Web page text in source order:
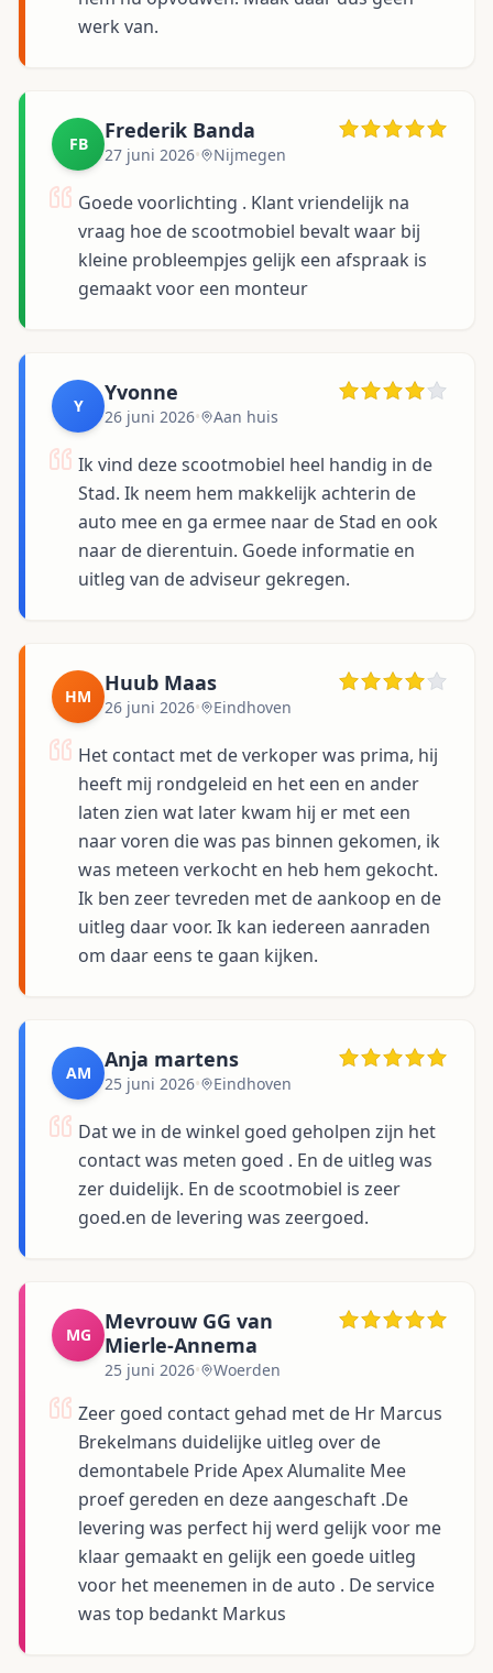
werk van.
FB
Frederik Banda
27 juni 2026• Nijmegen
Goede voorlichting . Klant vriendelijk na
vraag hoe de scootmobiel bevalt waar bij
kleine probleempjes gelijk een afspraak is
gemaakt voor een monteur
Y
Yvonne
26 juni 2026• Aan huis
Ik vind deze scootmobiel heel handig in de
Stad. Ik neem hem makkelijk achterin de
auto mee en ga ermee naar de Stad en ook
naar de dierentuin. Goede informatie en
uitleg van de adviseur gekregen.
HM
Huub Maas
26 juni 2026• Eindhoven
Het contact met de verkoper was prima, hij
heeft mij rondgeleid en het een en ander
laten zien wat later kwam hij er met een
naar voren die was pas binnen gekomen, ik
was meteen verkocht en heb hem gekocht.
Ik ben zeer tevreden met de aankoop en de
uitleg daar voor. Ik kan iedereen aanraden
om daar eens te gaan kijken.
AM
Anja martens
25 juni 2026• Eindhoven
Dat we in de winkel goed geholpen zijn het
contact was meten goed . En de uitleg was
zer duidelijk. En de scootmobiel is zeer
goed.en de levering was zeergoed.
MG
Mevrouw GG van
Mierle-Annema
25 juni 2026• Woerden
Zeer goed contact gehad met de Hr Marcus
Brekelmans duidelijke uitleg over de
demontabele Pride Apex Alumalite Mee
proef gereden en deze aangeschaft .De
levering was perfect hij werd gelijk voor me
klaar gemaakt en gelijk een goede uitleg
voor het meenemen in de auto . De service
was top bedankt Markus